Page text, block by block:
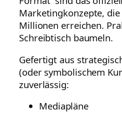
Marketingkonzepte,
Millionen erreichen.
Schreibtisch baumeln.
Gefertigt aus
(oder symbolischem
zuverlässig:
Mediapläne